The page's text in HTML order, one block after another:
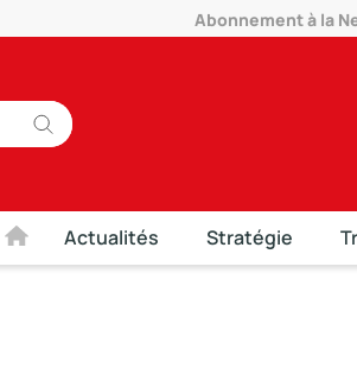
Abonnement à la
Actualités Stratégie